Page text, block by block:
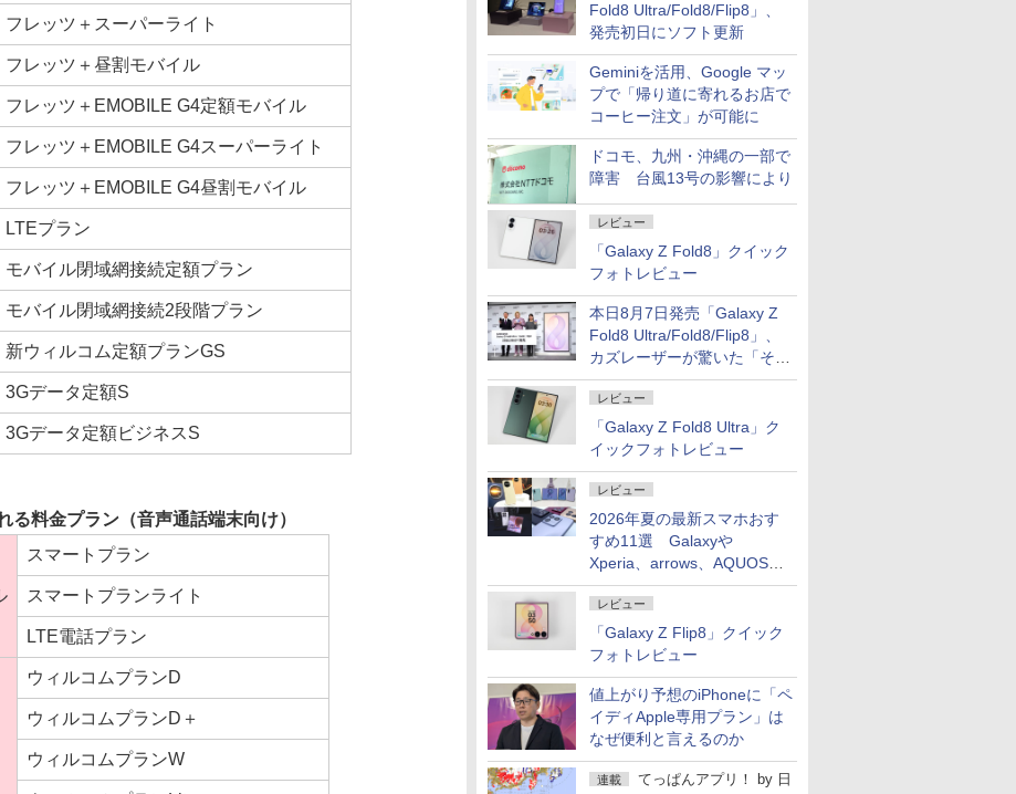
Fold8 Ultra/Fold8/Flip8」、
発売初日にソフト更新
Geminiを活用、Google マッ
プで「帰り道に寄れるお店で
コーヒー注文」が可能に
ドコモ、九州・沖縄の一部で
障害 台風13号の影響により
レビュー
「Galaxy Z Fold8」クイック
フォトレビュー
本日8月7日発売「Galaxy Z
Fold8 Ultra/Fold8/Flip8」、
カズレーザーが驚いた「そば
屋のメニュー並みの薄さ」
レビュー
「Galaxy Z Fold8 Ultra」ク
イックフォトレビュー
レビュー
2026年夏の最新スマホおす
すめ11選 Galaxyや
Xperia、arrows、AQUOSな
ど注目機種の特徴は
レビュー
「Galaxy Z Flip8」クイック
フォトレビュー
値上がり予想のiPhoneに「ペ
イディApple専用プラン」は
なぜ便利と言えるのか
連載 てっぱんアプリ！ by 日
フレッツ＋スーパーライト
フレッツ＋昼割モバイル
フレッツ＋EMOBILE G4定額モバイル
フレッツ＋EMOBILE G4スーパーライト
フレッツ＋EMOBILE G4昼割モバイル
LTEプラン
モバイル閉域網接続定額プラン
モバイル閉域網接続2段階プラン
新ウィルコム定額プランGS
3Gデータ定額S
3Gデータ定額ビジネスS
る料金プラン（音声通話端末向け）
スマートプラン
スマートプランライト
LTE電話プラン
ウィルコムプランD
ウィルコムプランD＋
ウィルコムプランW